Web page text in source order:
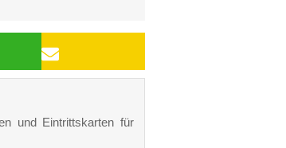
und Eintrittskarten für